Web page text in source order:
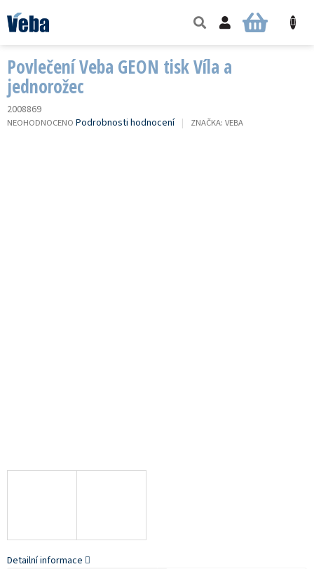
na
obsah
NÁKUPNÍ
Povlečení Veba GEON tisk Víla a
jednorožec
2008869
PRŮMĚRNÉ
NEOHODNOCENO Podrobnosti hodnocení ZNAČKA: VEBA
Detailní informace